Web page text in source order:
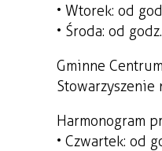
• Wtorek: od
• Środa: od
Gminne
Stowarzyszenie
Harmonogram
• Czwartek: od